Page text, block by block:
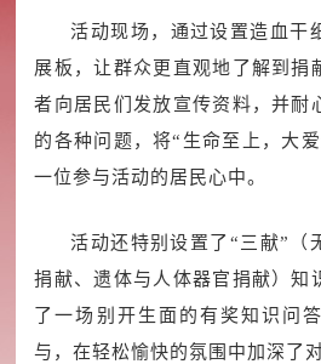
活动现场，通过设置造血干
展板，让群众更直观地了解到捐
者向居民们发放宣传资料，并耐
的各种问题，将“生命至上，大
一位参与活动的居民心中。
活动还特别设置了“三献”（
捐献、遗体与人体器官捐献）知
了一场别开生面的有奖知识问
与，在轻松愉快的氛围中加深了